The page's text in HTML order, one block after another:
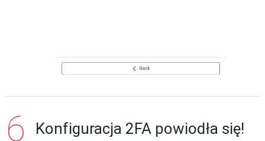
Konfiguracja 2FA powiodła się!